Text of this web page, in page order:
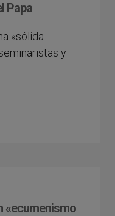
Papa
«sólida
y
«ecumenismo